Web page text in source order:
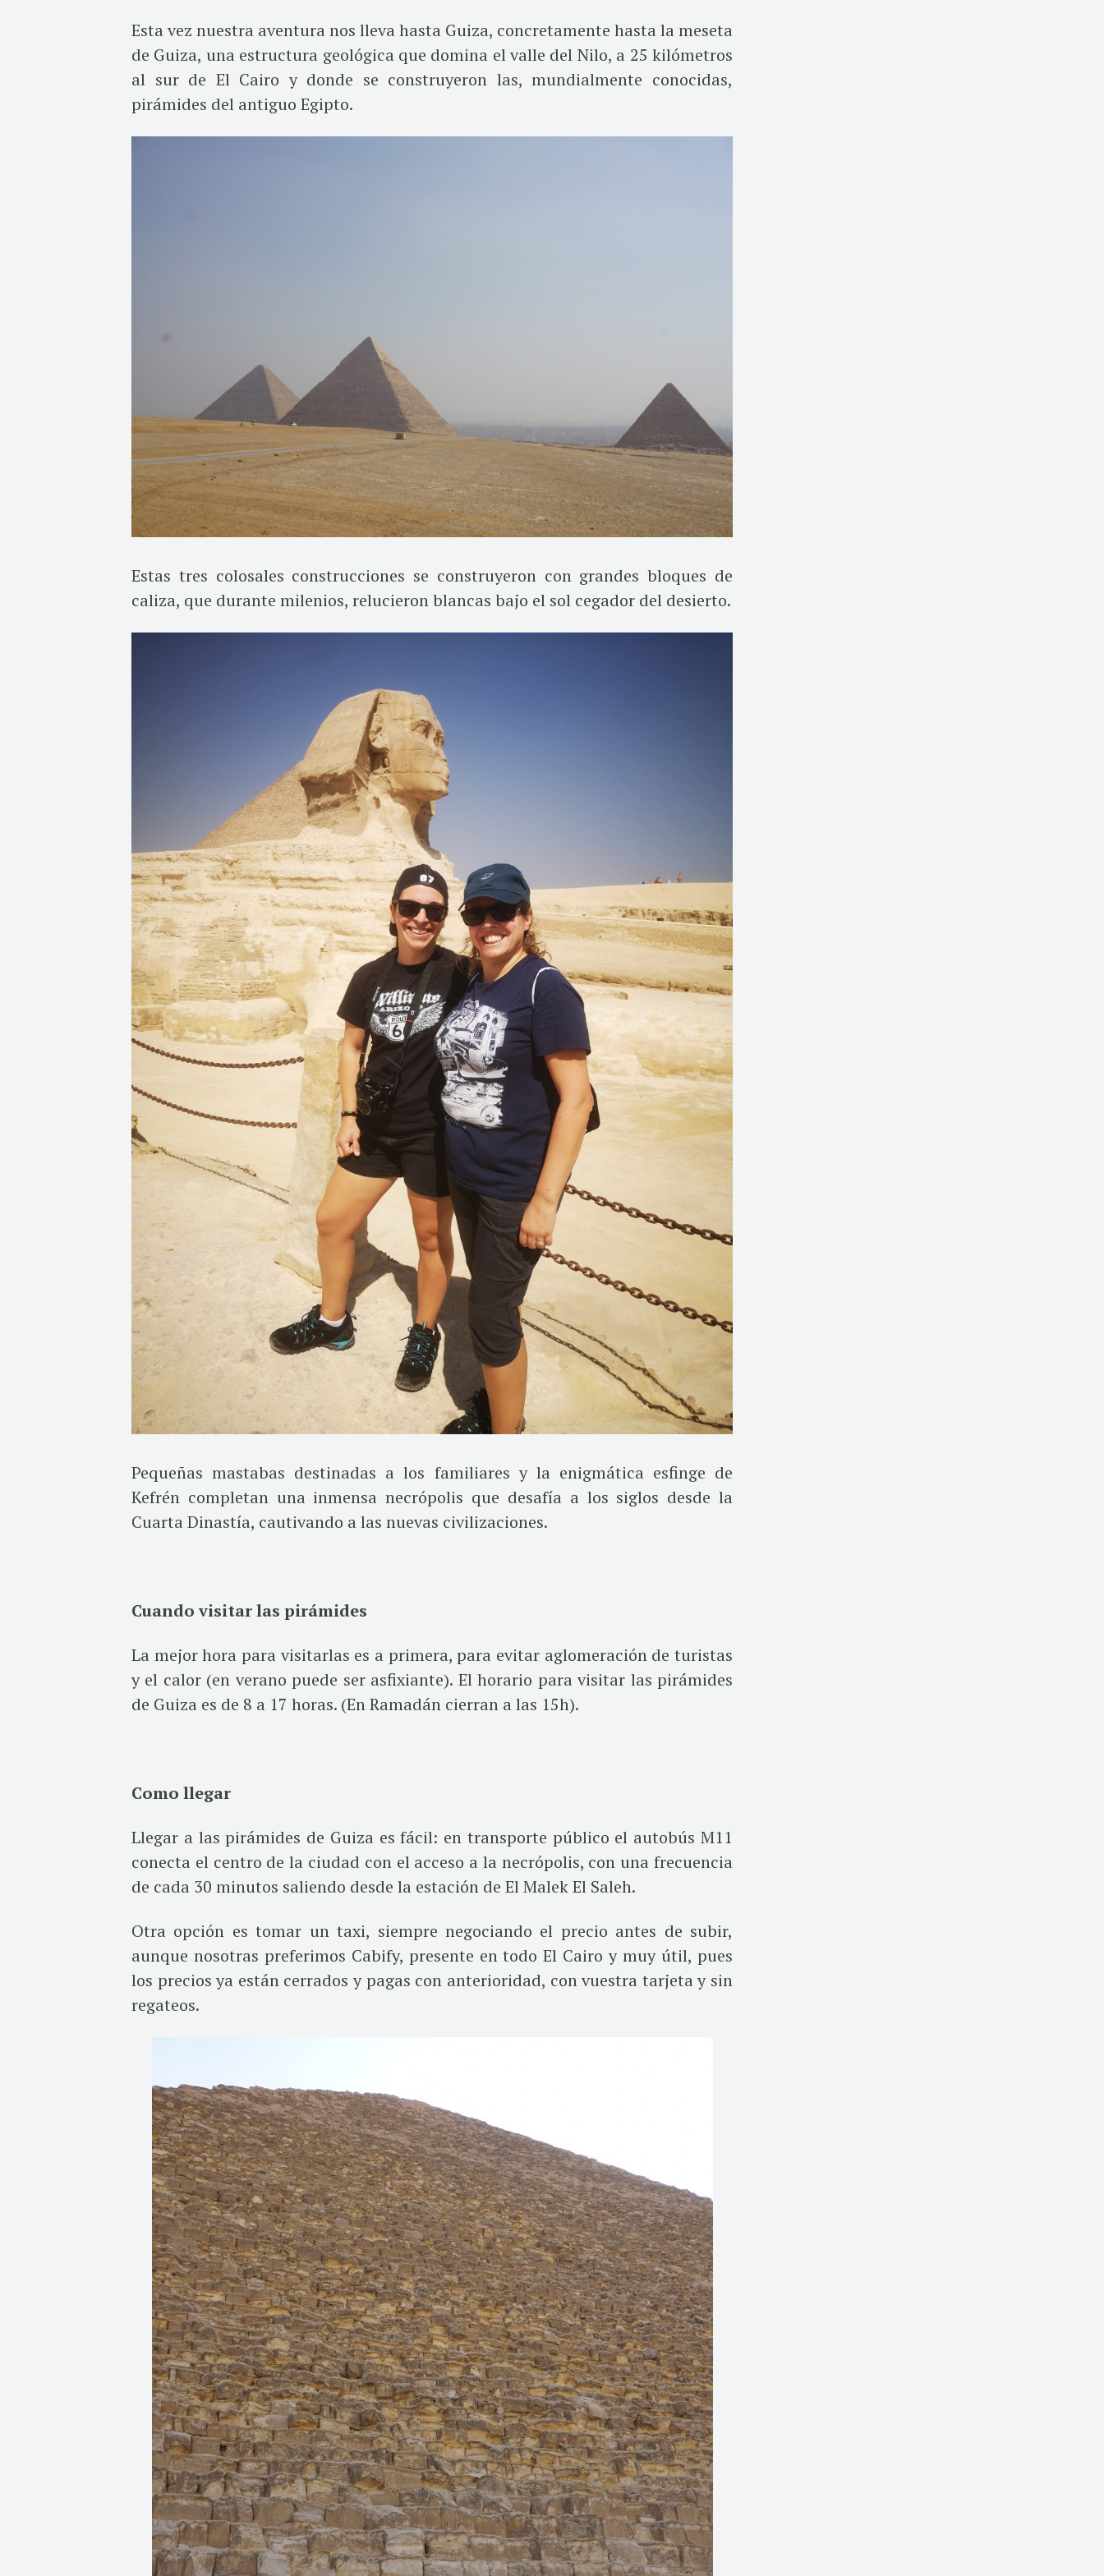
Esta vez nuestra aventura nos lleva hasta Guiza, concretamente hasta la meseta
de Guiza, una estructura geológica que domina el valle del Nilo, a 25 kilómetros
al sur de El Cairo y donde se construyeron las, mundialmente conocidas,
pirámides del antiguo Egipto.
Estas tres colosales construcciones se construyeron con grandes bloques de
caliza, que durante milenios, relucieron blancas bajo el sol cegador del desierto.
Pequeñas mastabas destinadas a los familiares y la enigmática esfinge de
Kefrén completan una inmensa necrópolis que desafía a los siglos desde la
Cuarta Dinastía, cautivando a las nuevas civilizaciones.
Cuando visitar las pirámides
La mejor hora para visitarlas es a primera, para evitar aglomeración de turistas
y el calor (en verano puede ser asfixiante). El horario para visitar las pirámides
de Guiza es de 8 a 17 horas. (En Ramadán cierran a las 15h).
Como llegar
Llegar a las pirámides de Guiza es fácil: en transporte público el autobús M11
conecta el centro de la ciudad con el acceso a la necrópolis, con una frecuencia
de cada 30 minutos saliendo desde la estación de El Malek El Saleh.
Otra opción es tomar un taxi, siempre negociando el precio antes de subir,
aunque nosotras preferimos Cabify, presente en todo El Cairo y muy útil, pues
los precios ya están cerrados y pagas con anterioridad, con vuestra tarjeta y sin
regateos.